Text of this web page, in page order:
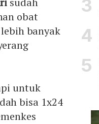
obat
banyak
untuk
bisa 1x24